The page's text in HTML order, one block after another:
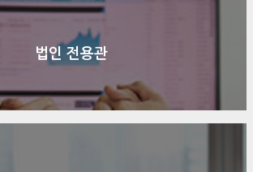
법인 전용관